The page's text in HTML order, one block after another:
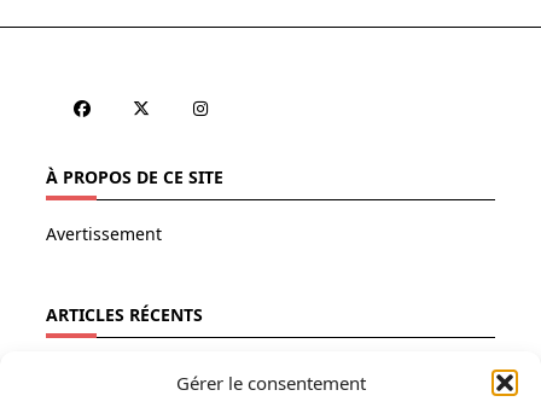
Gérer le consentement
À PROPOS DE CE SITE
Avertissement
ARTICLES RÉCENTS